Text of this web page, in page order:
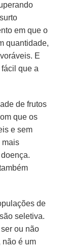
em que o
quantidade,
E
que a
de frutos
que os
e sem
mais
de
seletiva.
ou não
não é um